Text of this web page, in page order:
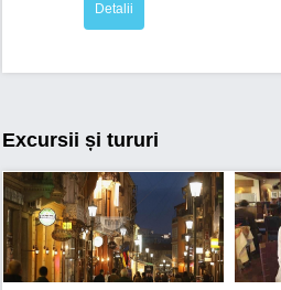
Detalii
Excursii și tururi